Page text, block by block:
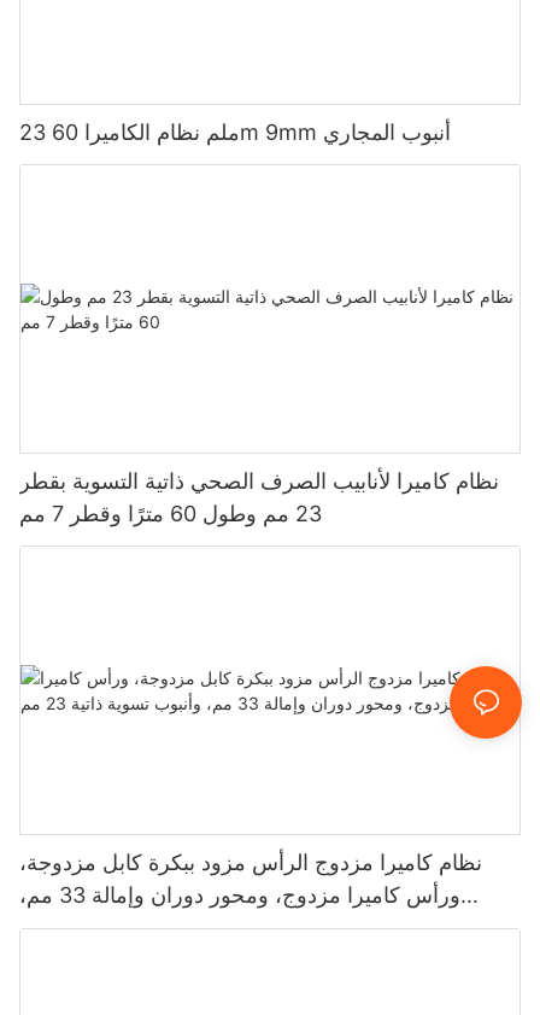
23 ملم نظام الكاميرا 60m 9mm أنبوب المجاري
نظام كاميرا لأنابيب الصرف الصحي ذاتية التسوية بقطر
23 مم وطول 60 مترًا وقطر 7 مم
نظام كاميرا مزدوج الرأس مزود ببكرة كابل مزدوجة،
ورأس كاميرا مزدوج، ومحور دوران وإمالة 33 مم،
وأنبوب تسوية ذاتية 23 مم